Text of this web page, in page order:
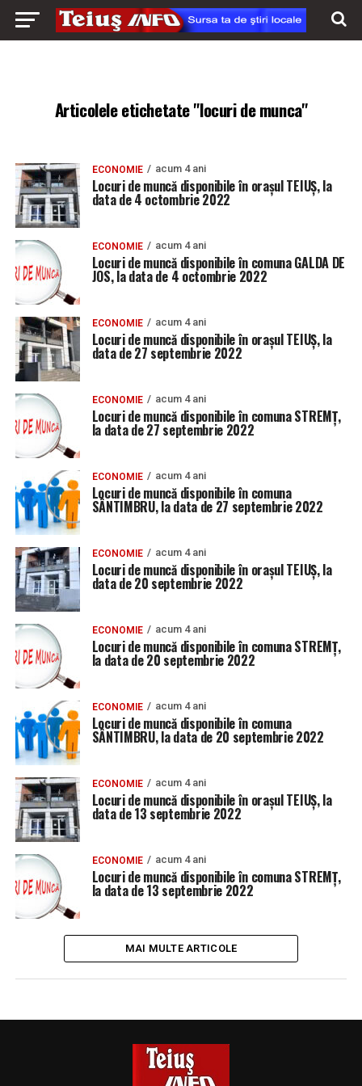
Articolele etichetate "locuri de munca"
ECONOMIE acum 4 ani
Locuri de muncă disponibile în orașul TEIUȘ, la
data de 4 octombrie 2022
ECONOMIE acum 4 ani
Locuri de muncă disponibile în comuna GALDA DE
JOS, la data de 4 octombrie 2022
ECONOMIE acum 4 ani
Locuri de muncă disponibile în orașul TEIUȘ, la
data de 27 septembrie 2022
ECONOMIE acum 4 ani
Locuri de muncă disponibile în comuna STREMȚ,
la data de 27 septembrie 2022
ECONOMIE acum 4 ani
Locuri de muncă disponibile în comuna
SÂNTIMBRU, la data de 27 septembrie 2022
ECONOMIE acum 4 ani
Locuri de muncă disponibile în orașul TEIUȘ, la
data de 20 septembrie 2022
ECONOMIE acum 4 ani
Locuri de muncă disponibile în comuna STREMȚ,
la data de 20 septembrie 2022
ECONOMIE acum 4 ani
Locuri de muncă disponibile în comuna
SÂNTIMBRU, la data de 20 septembrie 2022
ECONOMIE acum 4 ani
Locuri de muncă disponibile în orașul TEIUȘ, la
data de 13 septembrie 2022
ECONOMIE acum 4 ani
Locuri de muncă disponibile în comuna STREMȚ,
la data de 13 septembrie 2022
MAI MULTE ARTICOLE